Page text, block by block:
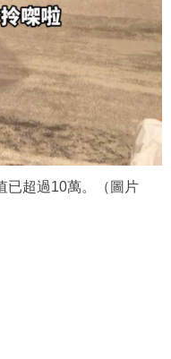
已超過10萬。（圖片